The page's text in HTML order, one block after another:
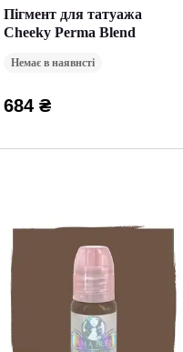
Пігмент для татуажа
Cheeky Perma Blend
Немає в наявнсті
684 ₴